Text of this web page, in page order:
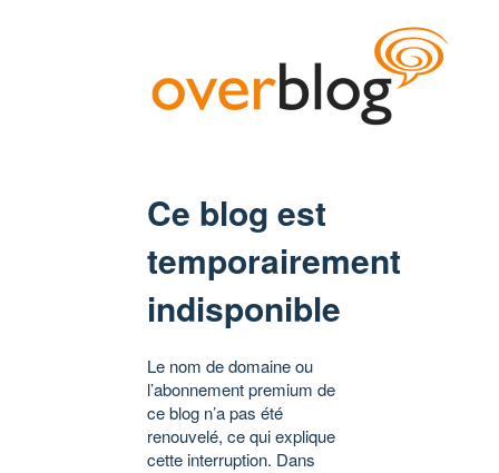
Ce blog est
temporairement
indisponible
Le nom de domaine ou
l’abonnement premium de
ce blog n’a pas été
renouvelé, ce qui explique
cette interruption. Dans